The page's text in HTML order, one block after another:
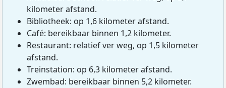
kilometer afstand.
Bibliotheek: op 1,6 kilometer afstand.
Café: bereikbaar binnen 1,2 kilometer.
Restaurant: relatief ver weg, op 1,5 kilometer
afstand.
Treinstation: op 6,3 kilometer afstand.
Zwembad: bereikbaar binnen 5,2 kilometer.